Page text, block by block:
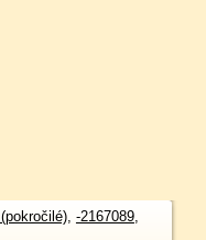
, -2167089,